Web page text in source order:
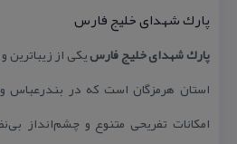
پارك شهدای خلیج فارس
پارك شهدای خلیج فارسیكی از زیباترین
استان هرمزگان است كه در بندرعباس
امكانات تفریحی متنوع و چشم‌انداز